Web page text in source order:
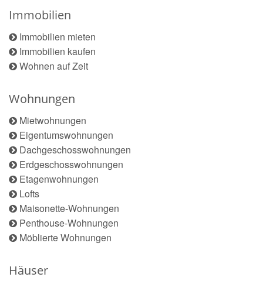
Immobilien
Immobilien mieten
Immobilien kaufen
Wohnen auf Zeit
Wohnungen
Mietwohnungen
Eigentumswohnungen
Dachgeschosswohnungen
Erdgeschosswohnungen
Etagenwohnungen
Lofts
Maisonette-Wohnungen
Penthouse-Wohnungen
Möblierte Wohnungen
Häuser